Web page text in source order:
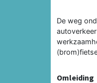
De weg
Omleiding